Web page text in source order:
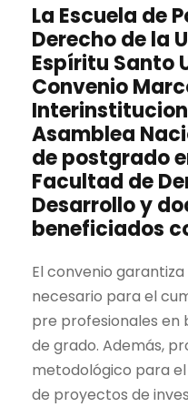
La Escuela de
Derecho de la
Espíritu Santo
Convenio
Asamblea
de postgrado
Facultad de
Desarrollo y
beneficiados
El convenio
necesario para el
pre profesionales en
de grado. Además,
metodológico para
de proyectos de